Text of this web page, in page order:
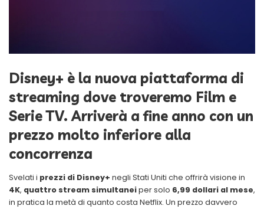
Disney+ è la nuova piattaforma di
streaming dove troveremo Film e
Serie TV. Arriverà a fine anno con un
prezzo molto inferiore alla
concorrenza
Svelati i prezzi di Disney+ negli Stati Uniti che offrirà visione in
4K, quattro stream simultaneiper solo 6,99 dollari al mese,
in pratica la metà di quanto costa Netflix. Un prezzo davvero